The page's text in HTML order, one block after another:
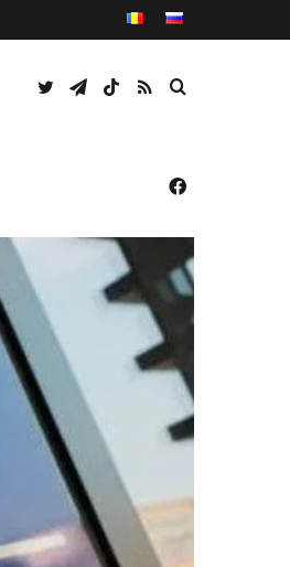
Caută
RSS
TikTok
Telegram
Twitter
Facebook